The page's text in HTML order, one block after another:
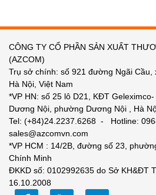
CÔNG TY CỔ PHẦN SẢN XUẤT
(AZCOM)
Trụ sở chính: số 921 đường Ngãi Cầu,
Hà Nội, Việt Nam
*VP HN: số 25 lô D21, KĐT
Dương Nội, phường Dương Nội , Hà
Tel: (+84)24.2237.6268 - Hotline:
sales@azcomvn.com
*VP HCM : 14/2B, đường số 23,
Chính Minh
ĐKKD số: 0102992635 do Sở KH&ĐT
16.10.2008